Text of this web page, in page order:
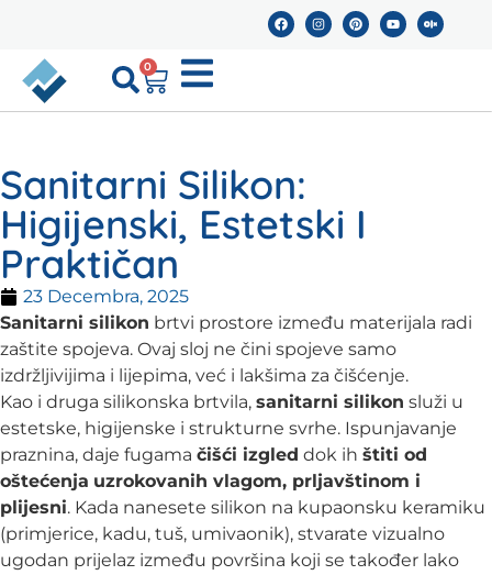
0
Sanitarni Silikon:
Higijenski, Estetski I
Praktičan
23 Decembra, 2025
Sanitarni silikon brtvi prostore između materijala radi
zaštite spojeva. Ovaj sloj ne čini spojeve samo
izdržljivijima i lijepima, već i lakšima za čišćenje.
Kao i druga silikonska brtvila, sanitarni silikon služi u
estetske, higijenske i strukturne svrhe. Ispunjavanje
praznina, daje fugama čišći izgled dok ih štiti od
oštećenja uzrokovanih vlagom, prljavštinom i
plijesni. Kada nanesete silikon na kupaonsku keramiku
(primjerice, kadu, tuš, umivaonik), stvarate vizualno
ugodan prijelaz između površina koji se također lako